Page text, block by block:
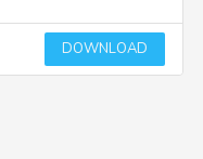
DOWNLOAD